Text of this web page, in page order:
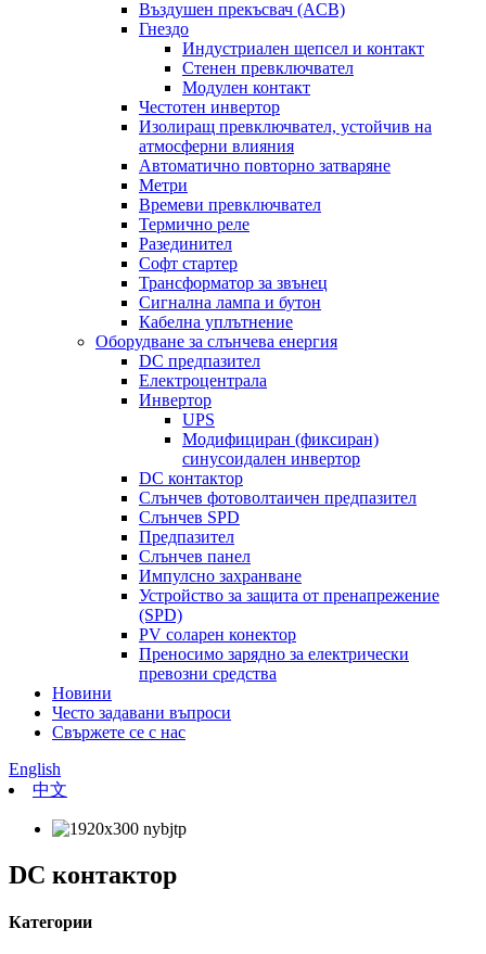
Въздушен прекъсвач (ACB)
Гнездо
Индустриален щепсел и контакт
Стенен превключвател
Модулен контакт
Честотен инвертор
Изолиращ превключвател, устойчив на
атмосферни влияния
Автоматично повторно затваряне
Метри
Времеви превключвател
Термично реле
Разединител
Софт стартер
Трансформатор за звънец
Сигнална лампа и бутон
Кабелна уплътнение
Оборудване за слънчева енергия
DC предпазител
Електроцентрала
Инвертор
UPS
Модифициран (фиксиран)
синусоидален инвертор
DC контактор
Слънчев фотоволтаичен предпазител
Слънчев SPD
Предпазител
Слънчев панел
Импулсно захранване
Устройство за защита от пренапрежение
(SPD)
PV соларен конектор
Преносимо зарядно за електрически
превозни средства
Новини
Често задавани въпроси
Свържете се с нас
English
中文
DC контактор
Категории